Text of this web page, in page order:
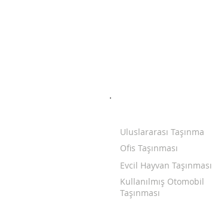
Uluslararası Taşınma
Ofis Taşınması
Evcil Hayvan Taşınması
Kullanılmış Otomobil
Taşınması